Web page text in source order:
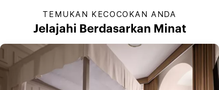
TEMUKAN KECOCOKAN ANDA
Jelajahi Berdasarkan Minat